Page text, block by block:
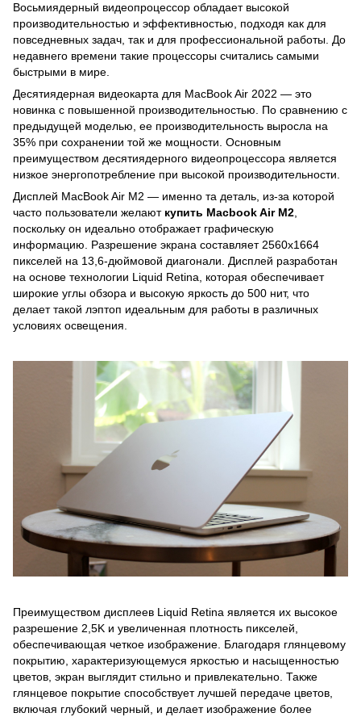
Восьмиядерный видеопроцессор обладает высокой
производительностью и эффективностью, подходя как для
повседневных задач, так и для профессиональной работы. До
недавнего времени такие процессоры считались самыми
быстрыми в мире.
Десятиядерная видеокарта для MacBook Air 2022 — это
новинка с повышенной производительностью. По сравнению с
предыдущей моделью, ее производительность выросла на
35% при сохранении той же мощности. Основным
преимуществом десятиядерного видеопроцессора является
низкое энергопотребление при высокой производительности.
Дисплей MacBook Air M2 — именно та деталь, из-за которой
часто пользователи желают купить Macbook Air M2,
поскольку он идеально отображает графическую
информацию. Разрешение экрана составляет 2560x1664
пикселей на 13,6-дюймовой диагонали. Дисплей разработан
на основе технологии Liquid Retina, которая обеспечивает
широкие углы обзора и высокую яркость до 500 нит, что
делает такой лэптоп идеальным для работы в различных
условиях освещения.
Преимуществом дисплеев Liquid Retina является их высокое
разрешение 2,5K и увеличенная плотность пикселей,
обеспечивающая четкое изображение. Благодаря глянцевому
покрытию, характеризующемуся яркостью и насыщенностью
цветов, экран выглядит стильно и привлекательно. Также
глянцевое покрытие способствует лучшей передаче цветов,
включая глубокий черный, и делает изображение более